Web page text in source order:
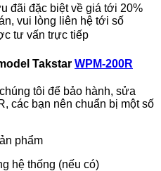
đãi đặc biệt về giá tới 20%
vui lòng liên hệ tới số
tư vấn trực tiếp
Takstar WPM-200R
tôi để bảo hành, sửa
các bạn nên chuẩn bị một số
phẩm
hệ thống (nếu có)